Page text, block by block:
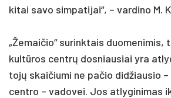
ki­tai sa­vo sim­pa­ti­jai“, – var­di­no M.
„Že­mai­čio“ su­rink­tais duo­me­ni­mis,
kultū­ros centrų dos­niau­siai yra
tojų skai­čiu­mi ne pa­čio did­žiau­sio
cent­ro – va­do­vei. Jos at­ly­gi­ni­mas